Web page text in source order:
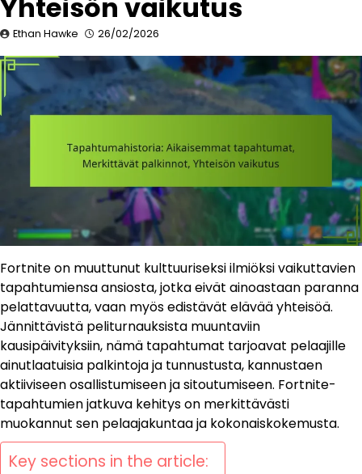
Yhteisön vaikutus
Ethan Hawke 26/02/2026
Fortnite on muuttunut kulttuuriseksi ilmiöksi vaikuttavien
tapahtumiensa ansiosta, jotka eivät ainoastaan paranna
pelattavuutta, vaan myös edistävät elävää yhteisöä.
Jännittävistä peliturnauksista muuntaviin
kausipäivityksiin, nämä tapahtumat tarjoavat pelaajille
ainutlaatuisia palkintoja ja tunnustusta, kannustaen
aktiiviseen osallistumiseen ja sitoutumiseen. Fortnite-
tapahtumien jatkuva kehitys on merkittävästi
muokannut sen pelaajakuntaa ja kokonaiskokemusta.
Key sections in the article: